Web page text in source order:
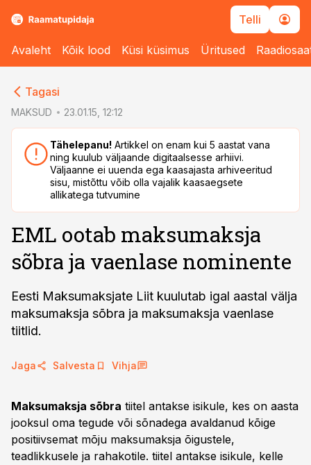
Telli
Avaleht Kõik lood Küsi küsimus Üritused
Tagasi
MAKSUD 23.01.15, 12:12
Tähelepanu! Artikkel on enam kui 5 aastat vana
ning kuulub väljaande digitaalsesse arhiivi.
Väljaanne ei uuenda ega kaasajasta arhiveeritud
sisu, mistõttu võib olla vajalik kaasaegsete
allikatega tutvumine
EML ootab maksumaksja
sõbra ja vaenlase nominente
Eesti Maksumaksjate Liit kuulutab igal aastal välja
maksumaksja sõbra ja maksumaksja vaenlase
tiitlid.
Jaga Salvesta Vihja
Maksumaksja sõbra tiitel antakse isikule, kes on aasta
jooksul oma tegude või sõnadega avaldanud kõige
positiivsemat mõju maksumaksja õigustele,
teadlikkusele ja rahakotile. tiitel antakse isikule, kelle